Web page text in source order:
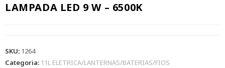
LAMPADA LED 9 W – 6500K
SKU: 1264
Categoria: 11L ELETRICA/LANTERNAS/BATERIAS/FIOS